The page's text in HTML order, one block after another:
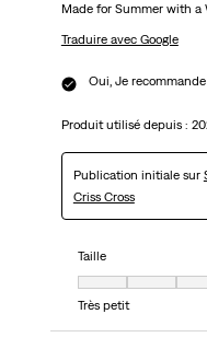
Made for Summer with a
Traduire avec Google
Oui, Je
Produit utilisé depuis :
Publication initiale sur
Criss Cross
Taille
Taille, 4 sur 7, où 1 est
Très petit